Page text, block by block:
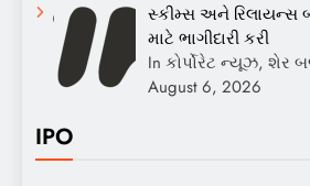
સ્કીમ્સ અને રિલાયન્સ
માટે ભાગીદારી કરી
In કોર્પોરેટ ન્યૂઝ, શેર
August 6, 2026
IPO